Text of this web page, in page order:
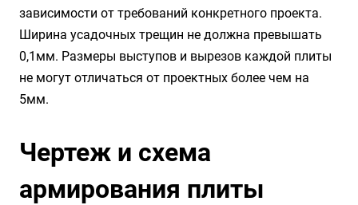
зависимости от требований конкретного проекта.
Ширина усадочных трещин не должна превышать
0,1мм. Размеры выступов и вырезов каждой плиты
не могут отличаться от проектных более чем на
5мм.
Чертеж и схема
армирования плиты